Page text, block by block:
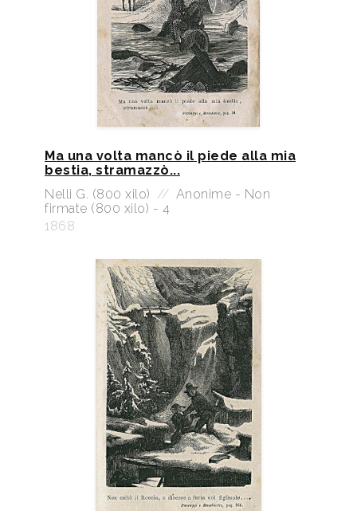
Ma una volta mancò il piede alla mia
bestia, stramazzò...
Nelli G. (800 xilo) // Anonime - Non
firmate (800 xilo) - 4
1868